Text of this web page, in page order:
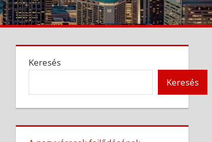
Keresés
Keresés